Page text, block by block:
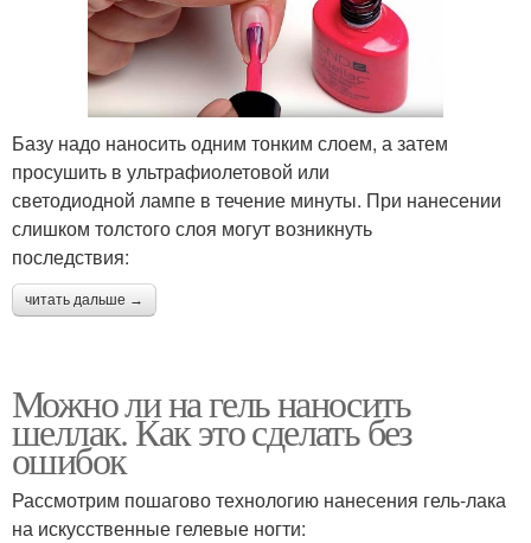
Базу надо наносить одним тонким слоем, а затем
просушить в ультрафиолетовой или
светодиодной лампе в течение минуты. При нанесении
слишком толстого слоя могут возникнуть
последствия:
читать дальше →
Можно ли на гель наносить
шеллак. Как это сделать без
ошибок
Рассмотрим пошагово технологию нанесения гель-лака
на искусственные гелевые ногти: